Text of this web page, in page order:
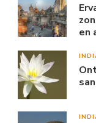
en